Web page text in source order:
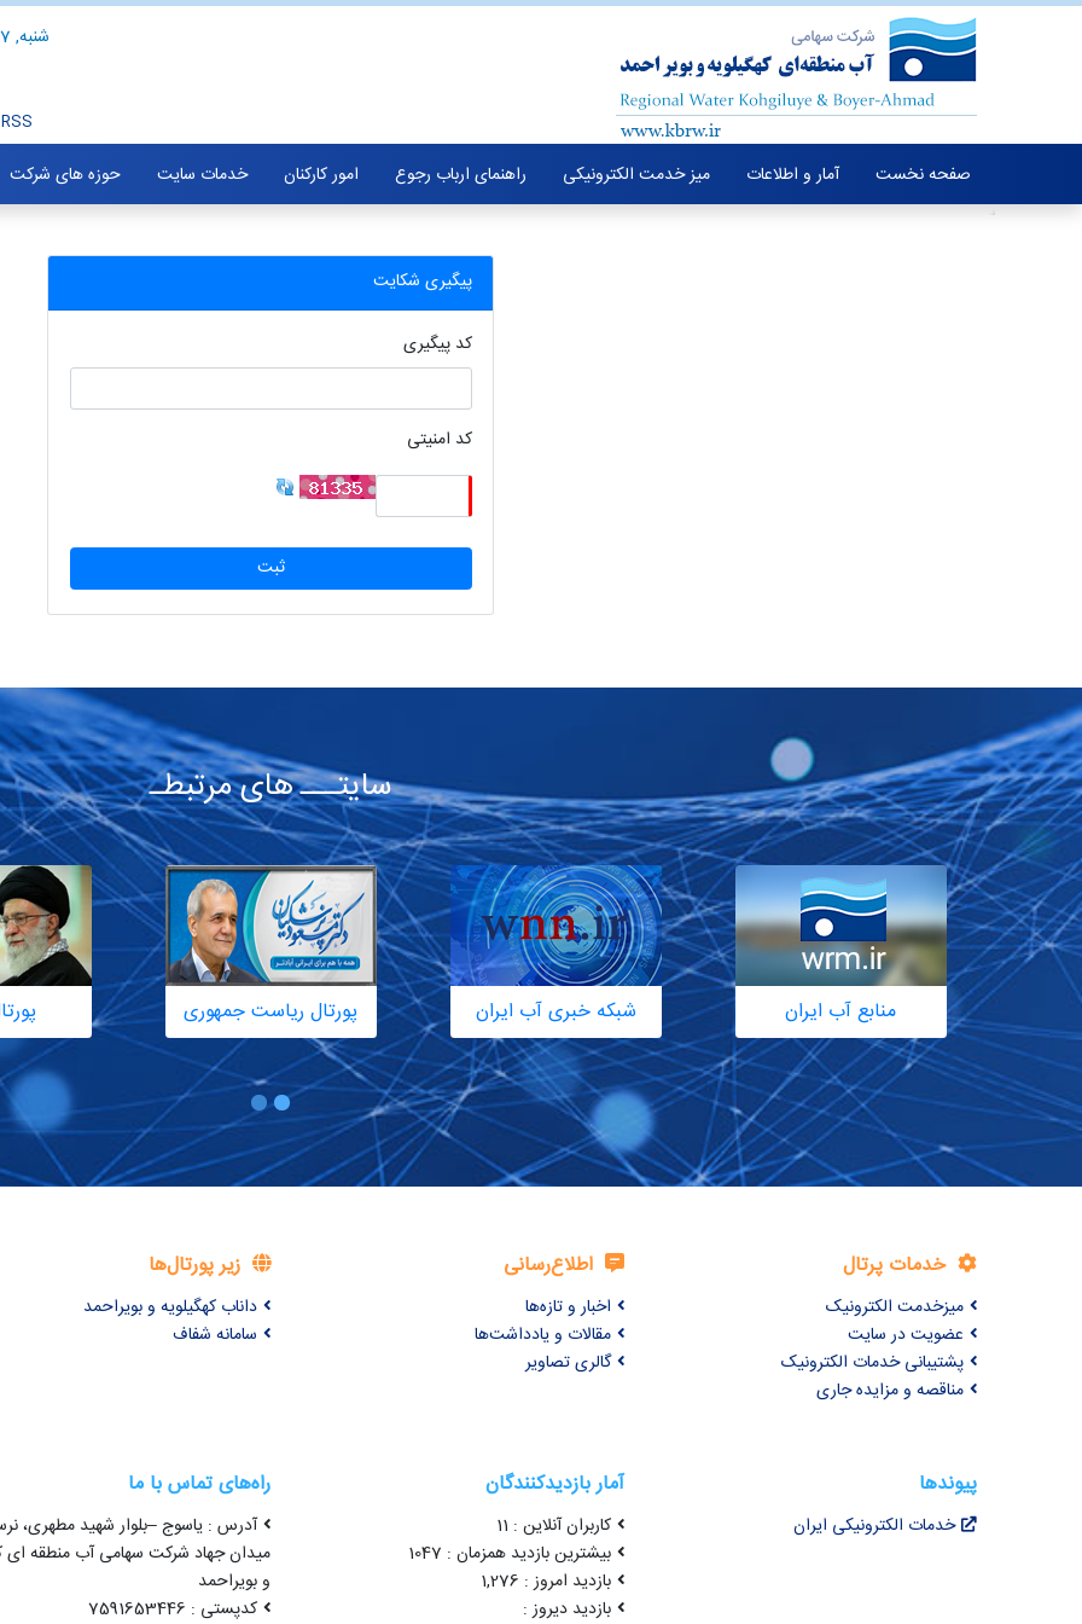
شنبه, 17 مرداد 1405
RSS
صفحه نخست آمار و اطلاعات میز خدمت الکترونیکی راهنمای ارباب رجوع امور کارکنان خدمات سایت حوزه های شرکت
پیگیری شکایت
کد پیگیری
کد امنیتی
ثبت
سایتـــ های مرتبطـ
منابع آب ایران شبکه خبری آب ایران پورتال ریاست جمهوری
خدمات پرتال
میزخدمت الکترونیک
عضویت در سایت
پشتیبانی خدمات الکترونیک
مناقصه و مزایده جاری
اطلاع‌رسانی
اخبار و تازه‌ها
مقالات و یادداشت‌ها
گالری تصاویر
زیر پورتال‌ها
داناب کهگیلویه و بویراحمد
سامانه شفاف
پیوندها
خدمات الکترونیکی ایران
آمار بازدیدکنندگان
کاربران آنلاین : 11
بیشترین بازدید همزمان : 1047
بازدید امروز : 1,276
بازدید دیروز :
راه‌های تماس با ما
آدرس : یاسوج –بلوار شهید مطهری،
میدان جهاد شرکت سهامی آب منطقه ای
و بویراحمد
کدپستی : 7591653446